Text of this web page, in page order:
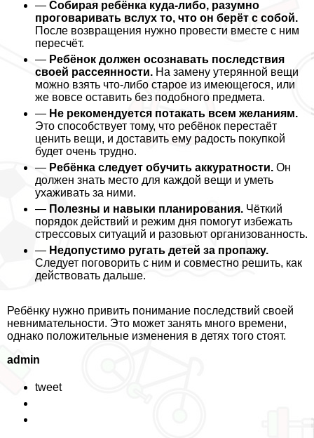
— Собирая ребёнка куда-либо, разумно
проговаривать вслух то, что он берёт с собой.
После возвращения нужно провести вместе с ним
пересчёт.
— Ребёнок должен осознавать последствия
своей рассеянности. На замену утерянной вещи
можно взять что-либо старое из имеющегося, или
же вовсе оставить без подобного предмета.
— Не рекомендуется потакать всем желаниям.
Это способствует тому, что ребёнок перестаёт
ценить вещи, и доставить ему радость покупкой
будет очень трудно.
— Ребёнка следует обучить аккуратности. Он
должен знать место для каждой вещи и уметь
ухаживать за ними.
— Полезны и навыки планирования. Чёткий
порядок действий и режим дня помогут избежать
стрессовых ситуаций и разовьют организованность.
— Недопустимо ругать детей за пропажу.
Следует поговорить с ним и совместно решить, как
действовать дальше.
Ребёнку нужно привить понимание последствий своей
невнимательности. Это может занять много времени,
однако положительные изменения в детях того стоят.
admin
tweet